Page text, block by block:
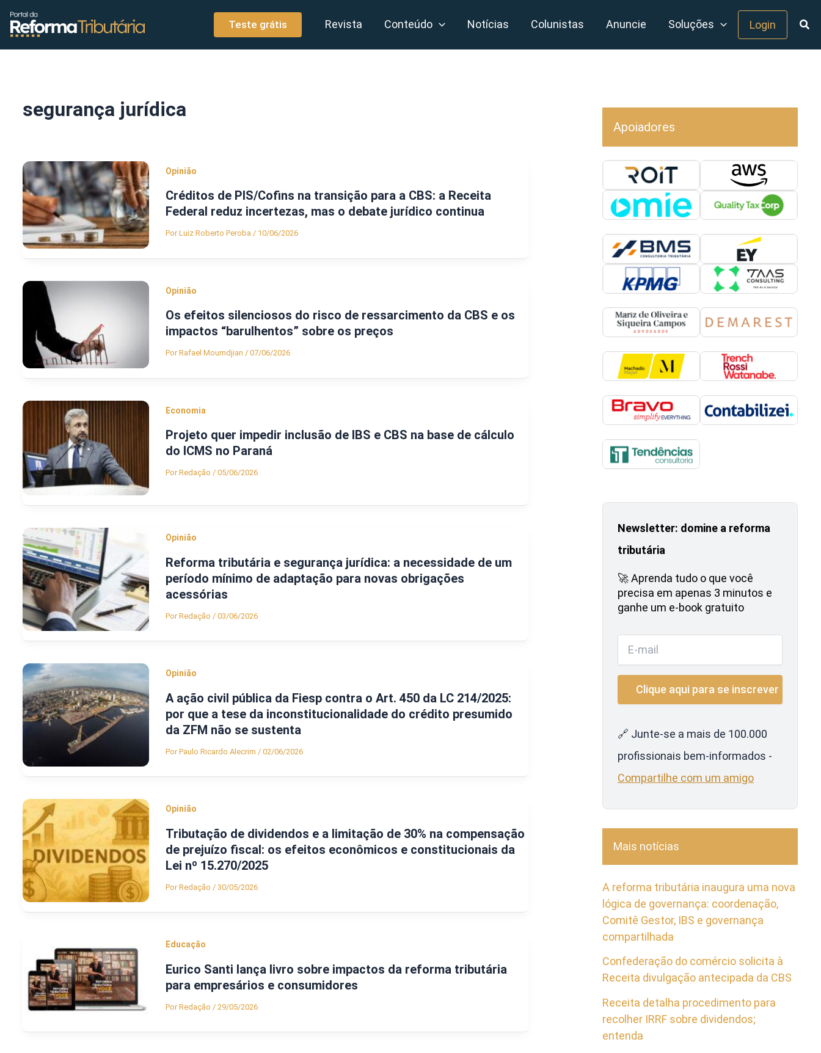
conteúdo
Teste grátis Revista Conteúdo Notícias Colunistas Anuncie Soluções Login
segurança jurídica
Opinião
Créditos de PIS/Cofins na transição para a CBS: a Receita
Federal reduz incertezas, mas o debate jurídico continua
PorLuiz Roberto Peroba / 10/06/2026
Opinião
Os efeitos silenciosos do risco de ressarcimento da CBS e os
impactos “barulhentos” sobre os preços
PorRafael Moumdjian / 07/06/2026
Economia
Projeto quer impedir inclusão de IBS e CBS na base de cálculo
do ICMS no Paraná
PorRedação / 05/06/2026
Opinião
Reforma tributária e segurança jurídica: a necessidade de um
período mínimo de adaptação para novas obrigações
acessórias
PorRedação / 03/06/2026
Opinião
A ação civil pública da Fiesp contra o Art. 450 da LC 214/2025:
por que a tese da inconstitucionalidade do crédito presumido
da ZFM não se sustenta
PorPaulo Ricardo Alecrim / 02/06/2026
Opinião
Tributação de dividendos e a limitação de 30% na compensação
de prejuízo fiscal: os efeitos econômicos e constitucionais da
Lei nº 15.270/2025
PorRedação / 30/05/2026
Educação
Eurico Santi lança livro sobre impactos da reforma tributária
para empresários e consumidores
PorRedação / 29/05/2026
Apoiadores
Newsletter: domine a reforma
tributária
🚀 Aprenda tudo o que você
precisa em apenas 3 minutos e
ganhe um e-book gratuito
🔗 Junte-se a mais de 100.000
profissionais bem-informados -
Compartilhe com um amigo
Mais notícias
A reforma tributária inaugura uma nova
lógica de governança: coordenação,
Comitê Gestor, IBS e governança
compartilhada
Confederação do comércio solicita à
Receita divulgação antecipada da CBS
Receita detalha procedimento para
recolher IRRF sobre dividendos;
entenda